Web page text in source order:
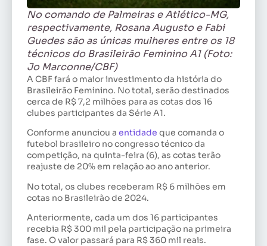
No comando de Palmeiras e Atlético-MG,
respectivamente, Rosana Augusto e Fabi
Guedes são as únicas mulheres entre os 18
técnicos do Brasileirão Feminino A1 (Foto:
Jo Marconne/CBF)
A CBF fará o maior investimento da história do
Brasileirão Feminino. No total, serão destinados
cerca de R$ 7,2 milhões para as cotas dos 16
clubes participantes da Série A1.
Conforme anunciou a entidade que comanda o
futebol brasileiro no congresso técnico da
competição, na quinta-feira (6), as cotas terão
reajuste de 20% em relação ao ano anterior.
No total, os clubes receberam R$ 6 milhões em
cotas no Brasileirão de 2024.
Anteriormente, cada um dos 16 participantes
recebia R$ 300 mil pela participação na primeira
fase. O valor passará para R$ 360 mil reais.